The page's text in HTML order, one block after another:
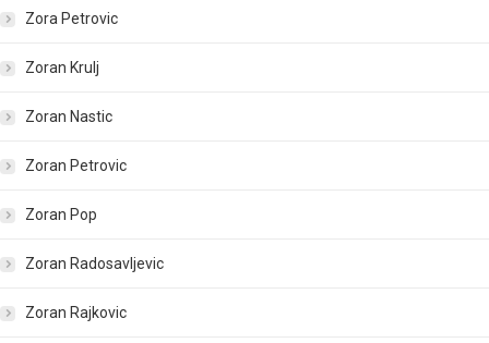
Zora Petrovic
Zoran Krulj
Zoran Nastic
Zoran Petrovic
Zoran Pop
Zoran Radosavljevic
Zoran Rajkovic